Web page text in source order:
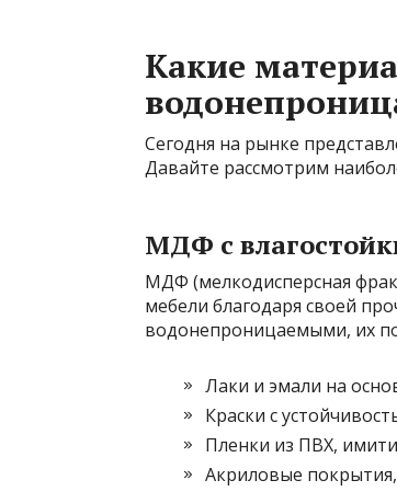
Какие
Сегодня на рынке
Давайте рассмотрим
МДФ с
МДФ (мелкодисперсная
мебели благодаря своей
водонепроницаемыми, их
Лаки и эмали на
Краски с
Пленки из ПВХ,
Акриловые